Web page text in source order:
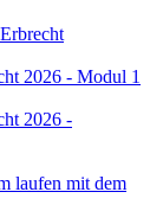
2026 - Modul 1
2026 -
laufen mit dem